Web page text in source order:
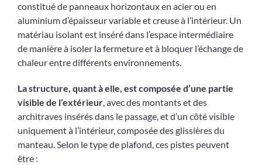
constitué de panneaux horizontaux en acier ou en
aluminium d’épaisseur variable et creuse à l’intérieur. Un
matériau isolant est inséré dans l’espace intermédiaire
de manière à isoler la fermeture et à bloquer l’échange de
chaleur entre différents environnements.
La structure, quant à elle, est composée d’une partie
visible de l’extérieur, avec des montants et des
architraves insérés dans le passage, et d’un côté visible
uniquement à l’intérieur, composée des glissières du
manteau. Selon le type de plafond, ces pistes peuvent
être :